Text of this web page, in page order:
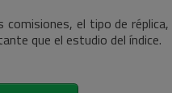
el tipo de
que el estudio del índice.